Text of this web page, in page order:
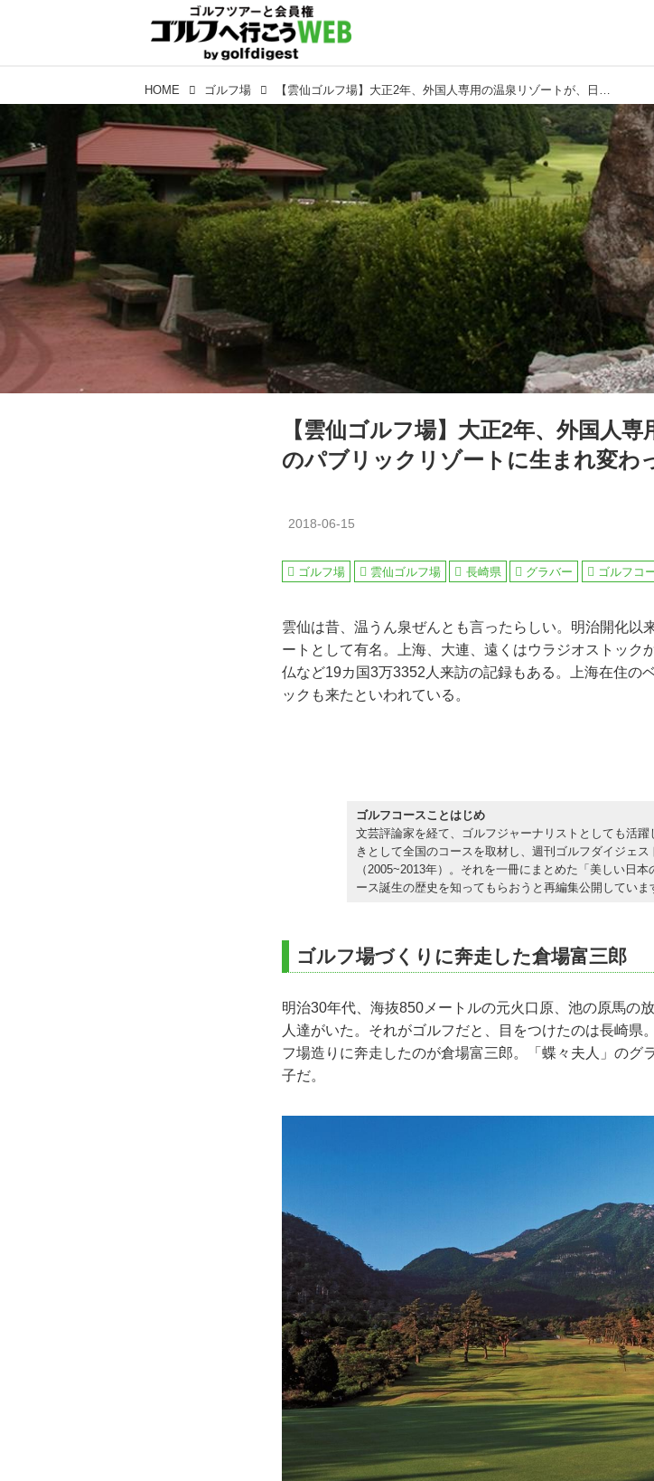
HOME ゴルフ場 【雲仙ゴルフ場】大正2年、外国人専用の温泉リゾートが、日本初のパブリックリゾートに生まれ変わった
【雲仙ゴルフ場】大正2年、外国人
のパブリックリゾートに生まれ変わ
2018-06-15
ゴルフ場 雲仙ゴルフ場 長崎県 グラバー ゴルフコ
雲仙は昔、温うん泉ぜんとも言ったらしい。明治開化以
ートとして有名。上海、大連、遠くはウラジオストック
仏など19カ国3万3352人来訪の記録もある。上海在住の
ックも来たといわれている。
ゴルフコースことはじめ
文芸評論家を経て、ゴルフジャーナリストとしても活
きとして全国のコースを取材し、週刊ゴルフダイジェ
（2005~2013年）。それを一冊にまとめた「美しい日
ース誕生の歴史を知ってもらおうと再編集公開していま
ゴルフ場づくりに奔走した倉場富三郎
明治30年代、海抜850メートルの元火口原、池の原馬の
人達がいた。それがゴルフだと、目をつけたのは長崎
フ場造りに奔走したのが倉場富三郎。「蝶々夫人」のグ
子だ。